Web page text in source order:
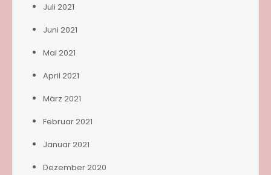
Juli 2021
Juni 2021
Mai 2021
April 2021
März 2021
Februar 2021
Januar 2021
Dezember 2020